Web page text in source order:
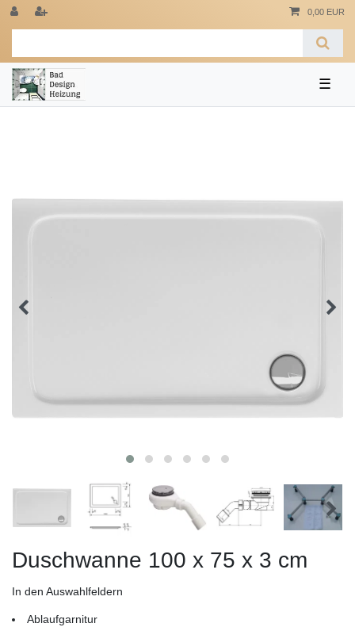
0,00 EUR
☰
Duschwanne 100 x 75 x 3 cm
In den Auswahlfeldern
Ablaufgarnitur